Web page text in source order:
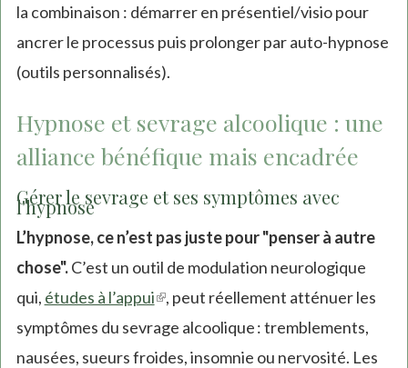
la combinaison : démarrer en présentiel/visio pour
ancrer le processus puis prolonger par auto-hypnose
(outils personnalisés).
Hypnose et sevrage alcoolique : une
alliance bénéfique mais encadrée
Gérer le sevrage et ses symptômes avec
l'hypnose
L’hypnose, ce n’est pas juste pour "penser à autre
chose".C’est un outil de modulation neurologique
qui, études à l’appui(link
is
external)
, peut réellement atténuer les
symptômes du sevrage alcoolique : tremblements,
nausées, sueurs froides, insomnie ou nervosité. Les